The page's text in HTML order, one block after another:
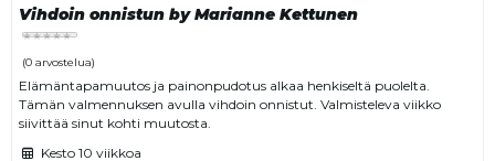
Vihdoin onnistun by Marianne Kettunen
(0 arvostelua)
Elämäntapamuutos ja painonpudotus alkaa henkiseltä puolelta.
Tämän valmennuksen avulla vihdoin onnistut. Valmisteleva viikko
siivittää sinut kohti muutosta.
Kesto 10 viikkoa